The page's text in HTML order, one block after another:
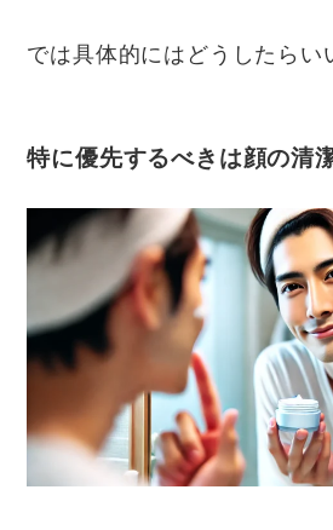
では具体的にはどうしたらい
特に優先するべきは顔の清